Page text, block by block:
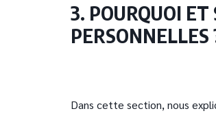
3. POURQUOI ET
PERSONNELLES
Dans cette section, nous